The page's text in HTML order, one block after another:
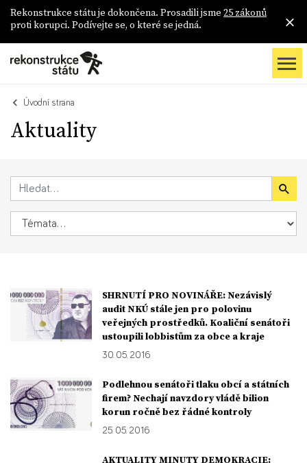
Rekonstrukce státu je dokončena. Prosadili jsme 25 zákonů
proti korupci. Podívejte se, o které se jedná.
Úvodní strana
Aktuality
SHRNUTÍ PRO NOVINÁŘE: Nezávislý
audit NKÚ stále jen pro polovinu
veřejných prostředků. Koaliční senátoři
ustoupili lobbistům za obce a kraje
30. 05. 2016
Podlehnou senátoři tlaku obcí a státních
firem? Nechají navzdory vládě bilion
korun ročně bez řádné kontroly
25. 05. 2016
AKTUALITY MINUTY DEMOKRACIE: